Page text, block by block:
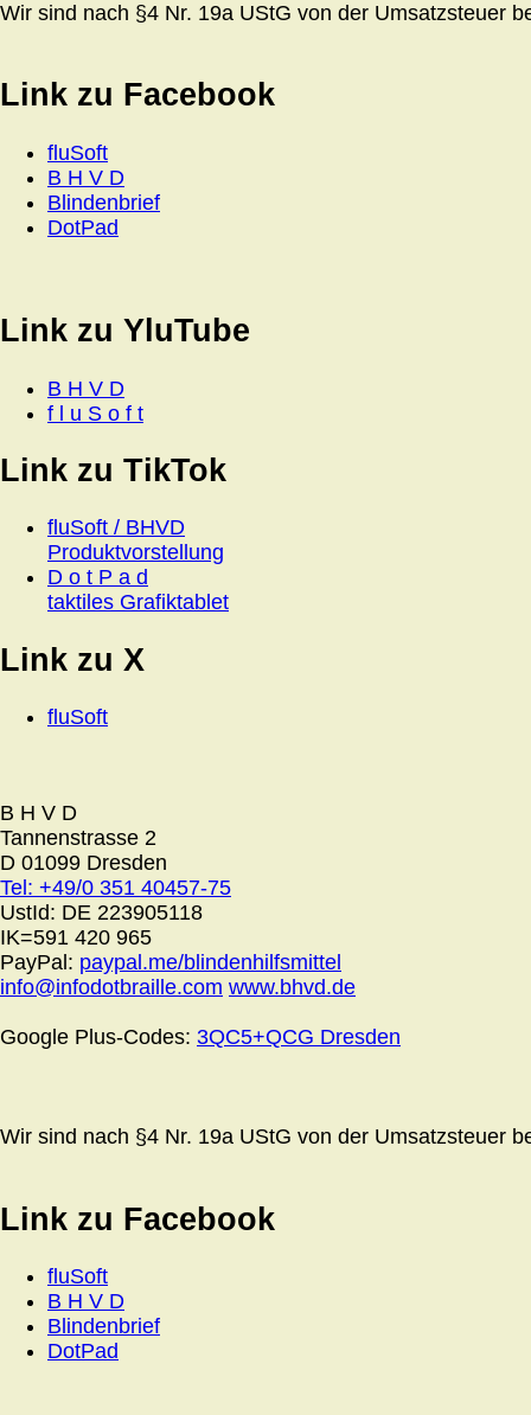
Wir sind nach §4 Nr. 19a UStG von der Umsatzsteuer
Link zu Facebook
fluSoft
B H V D
Blindenbrief
DotPad
Link zu YluTube
B H V D
f l u S o f t
Link zu TikTok
fluSoft / BHVD
Produktvorstellung
D o t P a d
taktiles Grafiktablet
Link zu X
fluSoft
B H V D
Tannenstrasse 2
D 01099 Dresden
Tel: +49/0 351 40457-75
UstId: DE 223905118
IK=591 420 965
PayPal: paypal.me/blindenhilfsmittel
info@infodotbraille.com www.bhvd.de
Google Plus-Codes: 3QC5+QCG Dresden
Wir sind nach §4 Nr. 19a UStG von der Umsatzsteuer
Link zu Facebook
fluSoft
B H V D
Blindenbrief
DotPad